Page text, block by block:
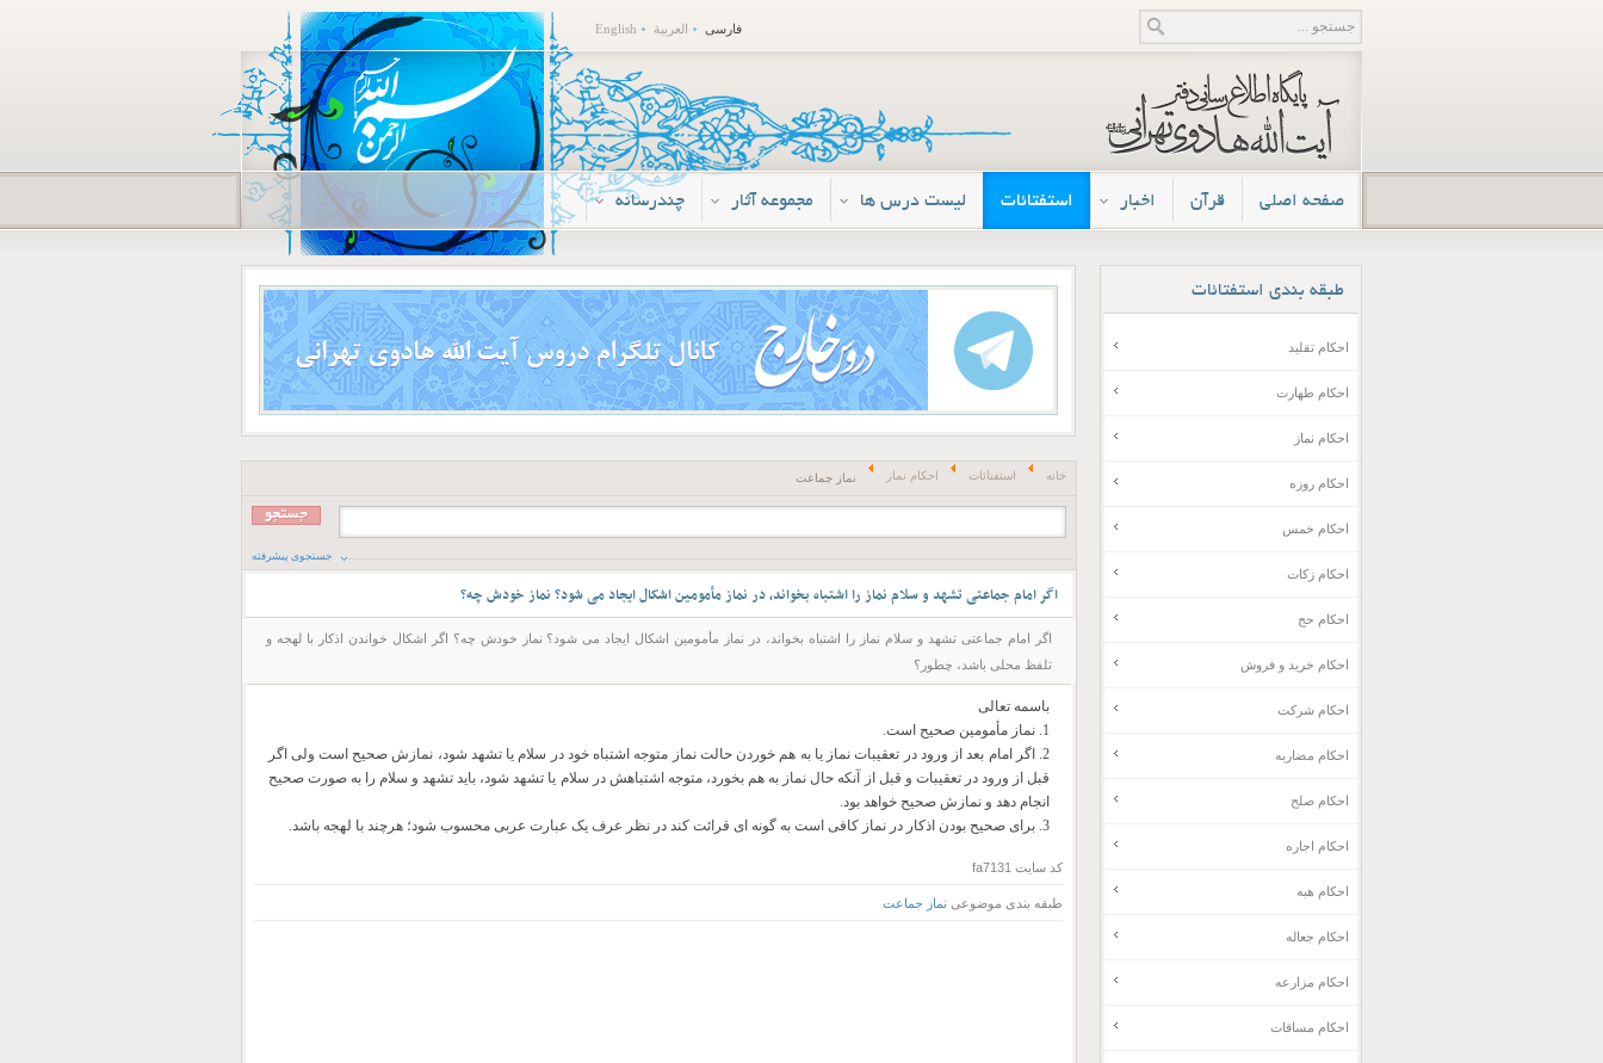
فارسی العربية English
صفحه اصلی قرآن اخبار استفتائات لیست درس ها مجموعه آثار چندرسانه
خانه استفتائات احکام نماز نماز جماعت
جستجوی پیشرفته
اگر امام جماعتی تشهد و سلام نماز را اشتباه بخواند، در نماز مأمومین اشکال ایجاد می شود؟ نماز خودش چه؟
اگر امام جماعتی تشهد و سلام نماز را اشتباه بخواند، در نماز مأمومین اشکال ایجاد می شود؟ نماز خودش چه؟ اگر اشکال خواندن اذکار با لهجه و
تلفظ محلی باشد، چطور؟
باسمه تعالی
1. نماز مأمومین صحیح است.
2. اگر امام بعد از ورود در تعقیبات نماز یا به هم خوردن حالت نماز متوجه اشتباه خود در سلام یا تشهد شود، نمازش صحیح است ولی اگر
قبل از ورود در تعقیبات و قبل از آنکه حال نماز به هم بخورد، متوجه اشتباهش در سلام یا تشهد شود، باید تشهد و سلام را به صورت صحیح
انجام دهد و نمازش صحیح خواهد بود.
3. برای صحیح بودن اذکار در نماز کافی است به گونه ای قرائت کند در نظر عرف یک عبارت عربی محسوب شود؛ هرچند با لهجه باشد.
کد سایتfa7131
طبقه بندی موضوعی نماز جماعت
طبقه بندی استفتائات
احکام تقلید
احکام طهارت
احکام نماز
احکام روزه
احکام خمس
احکام زکات
احکام حج
احکام خرید و فروش
احکام شرکت
احکام مضاربه
احکام صلح
احکام اجاره
احکام هبه
احکام جعاله
احکام مزارعه
احکام مساقات